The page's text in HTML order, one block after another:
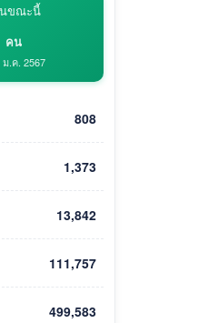
นขณะนี้
คน
ม.ค. 2567
808
1,373
13,842
111,757
499,583